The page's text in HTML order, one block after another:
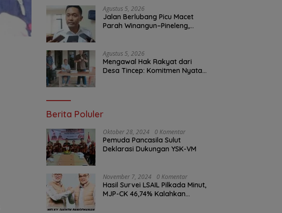
Layanan Publik
Agustus 5, 2026
Jalan Berlubang Picu Macet
Parah Winangun–Pineleng,
Malam Ini
Agustus 5, 2026
Mengawal Hak Rakyat dari
Desa Tincep: Komitmen Nyata
Berita Poluler
Oktober 28, 2024 0 Komentar
Pemuda Pancasila Sulut
Deklarasi Dukungan YSK-VM
November 7, 2024 0 Komentar
Hasil Survei LSAIL Pilkada Minut,
MJP-CK 46,74% Kalahkan